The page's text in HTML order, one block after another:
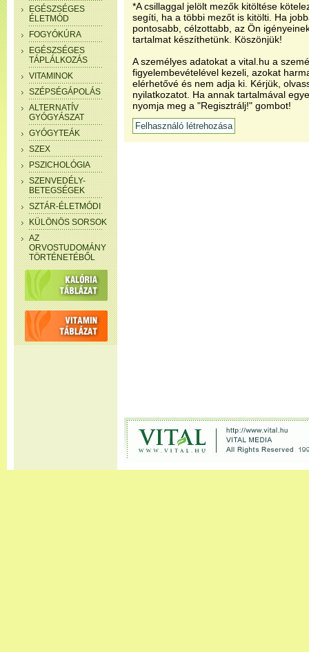
EGÉSZSÉGES
ÉLETMÓD
FOGYÓKÚRA
EGÉSZSÉGES
TÁPLÁLKOZÁS
VITAMINOK
SZÉPSÉGÁPOLÁS
ALTERNATÍV
GYÓGYÁSZAT
GYÓGYTEÁK
SZEX
PSZICHOLÓGIA
SZENVEDÉLY-
BETEGSÉGEK
SZTÁR-ÉLETMÓDI
KÜLÖNÖS SORSOK
AZ
ORVOSTUDOMÁNY
TÖRTÉNETÉBŐL
*A csillaggal jelölt mezők kitöltése
segíti, ha a többi mezőt is kitölti. Ha
pontosabb, célzottabb, az Ön
tartalmat készíthetünk. Köszönjük!
A személyes adatokat a vital.hu a
figyelembevételével kezeli, azokat
elérhetővé és nem adja ki. Kérjük,
nyilatkozatot. Ha annak tartalmával
nyomja meg a "Regisztrálj!" gombot!